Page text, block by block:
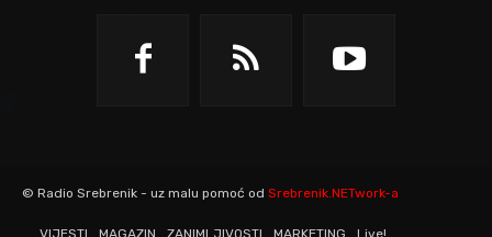
© Radio Srebrenik - uz malu pomoć od Srebrenik.NETwork-a